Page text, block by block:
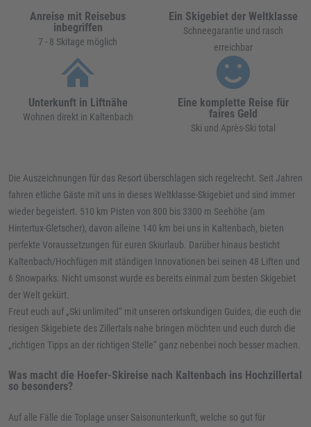
Anreise mit Reisebus
inbegriffen
7 - 8 Skitage möglich
Ein Skigebiet der Weltklasse
Schneegarantie und rasch
erreichbar
Unterkunft in Liftnähe
Wohnen direkt in Kaltenbach
Eine komplette Reise für
faires Geld
Ski und Après-Ski total
Die Auszeichnungen für das Resort überschlagen sich regelrecht. Seit Jahren
fahren etliche Gäste mit uns in dieses Weltklasse-Skigebiet und sind immer
wieder begeistert. 510 km Pisten von 800 bis 3300 m Seehöhe (am
Hintertux-Gletscher), davon alleine 140 km bei uns in Kaltenbach, bieten
perfekte Voraussetzungen für euren Skiurlaub. Darüber hinaus besticht
Kaltenbach/Hochfügen mit ständigen Innovationen bei seinen 48 Liften und
6 Snowparks. Nicht umsonst wurde es bereits einmal zum besten Skigebiet
der Welt gekürt.
Freut euch auf „Ski unlimited“ mit unseren ortskundigen Guides, die euch die
riesigen Skigebiete des Zillertals nahe bringen möchten und euch durch die
„richtigen Tipps an der richtigen Stelle“ ganz nebenbei noch besser machen.
Was macht die Hoefer-Skireise nach Kaltenbach ins Hochzillertal
so besonders?
Auf alle Fälle die Toplage unser Saisonunterkunft, welche so gut für